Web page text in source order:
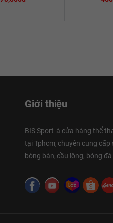
Giới thiệu
BIS Sport là cửa hàng thể
tại Tphcm, chuyên cung cấp
bóng bàn, cầu lông, bóng